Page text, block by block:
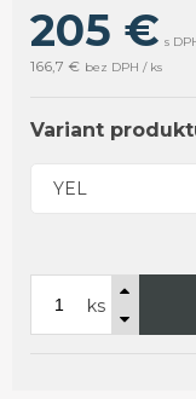
205 € s
166,7 € bez DPH / ks
Variant
YEL
ks